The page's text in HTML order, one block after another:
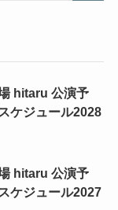
hitaru 公演予
ケジュール2028
hitaru 公演予
ケジュール2027